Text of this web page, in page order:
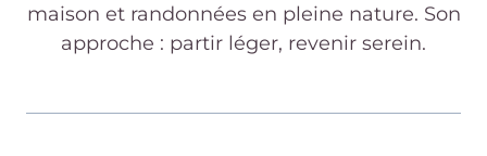
maison et randonnées en pleine nature. Son
approche : partir léger, revenir serein.